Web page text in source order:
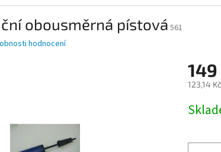
obousměrná pístová 561
hodnocení
149
123,14
cena: